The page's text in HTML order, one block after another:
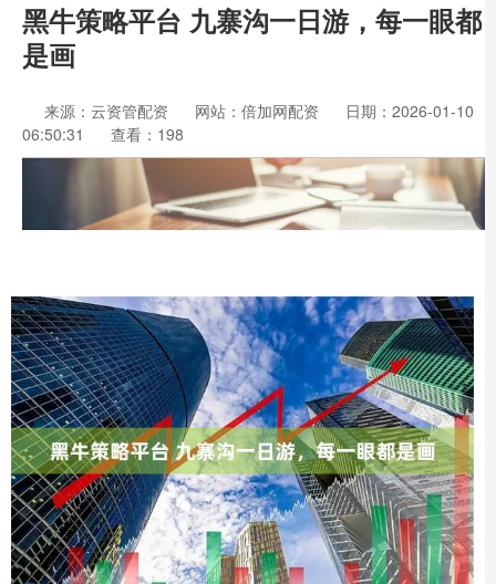
黑牛策略平台 九寨沟一日游，每一眼都
是画
来源：云资管配资 网站：倍加网配资
日期：2026-01-10
06:50:31
查看：198